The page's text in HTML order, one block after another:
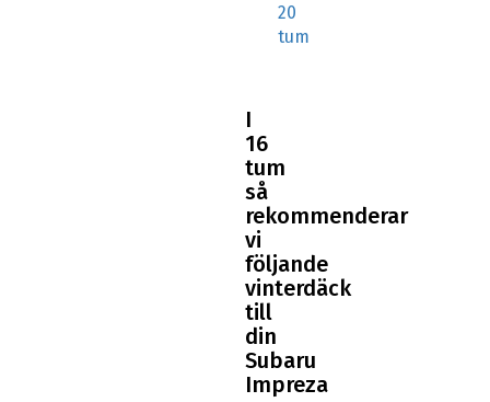
20
tum
I
16
tum
så
rekommenderar
vi
följande
vinterdäck
till
din
Subaru
Impreza